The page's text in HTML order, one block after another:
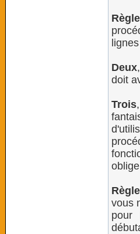
Deux
doit
Trois
vous
pour